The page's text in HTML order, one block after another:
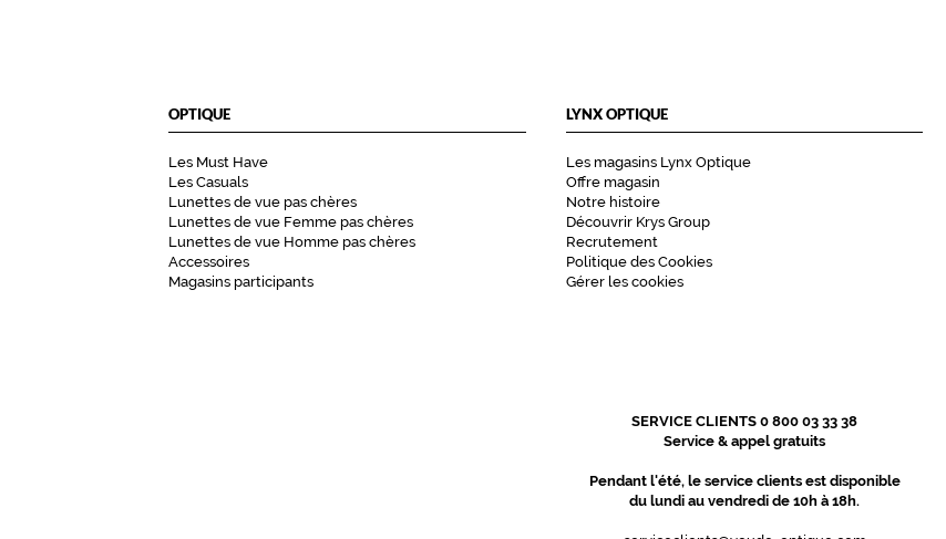
OPTIQUE
Les Must Have
Les Casuals
Lunettes de vue pas chères
Lunettes de vue Femme pas chères
Lunettes de vue Homme pas chères
Accessoires
Magasins participants
LYNX OPTIQUE
Les magasins Lynx Optique
Offre magasin
Notre histoire
Découvrir Krys Group
Recrutement
Politique des Cookies
Gérer les cookies
SERVICE CLIENTS 0 800 03 33 38
Service & appel gratuits
Pendant l'été, le service clients est disponible
du lundi au vendredi de 10h à 18h.